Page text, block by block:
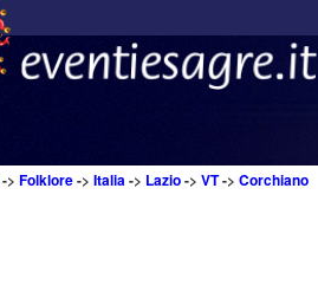
-> Folklore-> Italia-> Lazio-> VT-> Corchiano